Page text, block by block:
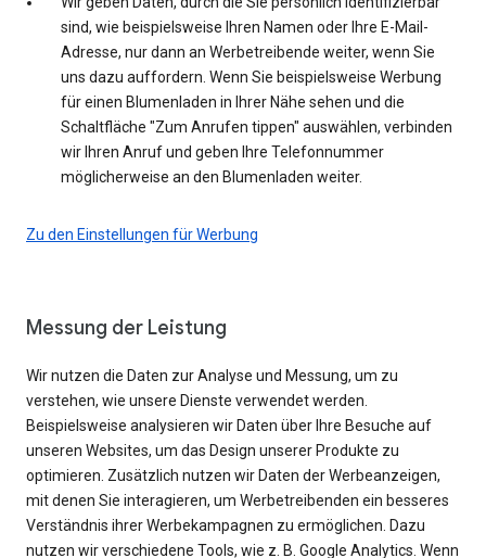
sind, wie beispielsweise Ihren Namen oder Ihre E-Mail-
Adresse, nur dann an Werbetreibende weiter, wenn Sie
uns dazu auffordern. Wenn Sie beispielsweise Werbung
für einen Blumenladen in Ihrer Nähe sehen und die
Schaltfläche "Zum Anrufen tippen" auswählen, verbinden
wir Ihren Anruf und geben Ihre Telefonnummer
möglicherweise an den Blumenladen weiter.
Zu den Einstellungen für Werbung
Messung der Leistung
Wir nutzen die Daten zur Analyse und Messung, um zu
verstehen, wie unsere Dienste verwendet werden.
Beispielsweise analysieren wir Daten über Ihre Besuche auf
unseren Websites, um das Design unserer Produkte zu
optimieren. Zusätzlich nutzen wir Daten der Werbeanzeigen,
mit denen Sie interagieren, um Werbetreibenden ein besseres
Verständnis ihrer Werbekampagnen zu ermöglichen. Dazu
nutzen wir verschiedene Tools, wie z. B. Google Analytics. Wenn